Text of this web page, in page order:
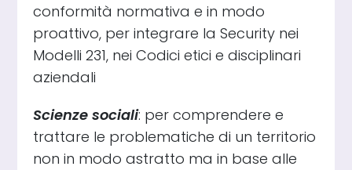
conformità normativa e in modo
proattivo, per integrare la Security nei
Modelli 231, nei Codici etici e disciplinari
aziendali
Scienze sociali: per comprendere e
trattare le problematiche di un territorio
non in modo astratto ma in base alle